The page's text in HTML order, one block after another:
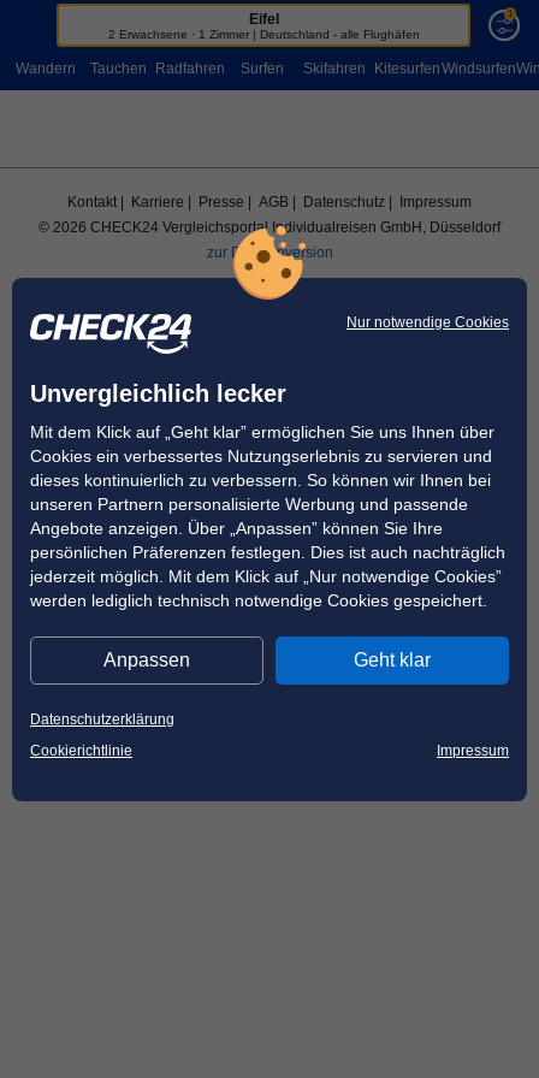
Sportreisen
Nur notwendige Cookies
Unvergleichlich lecker
Mit dem Klick auf „Geht klar” ermöglichen Sie uns Ihnen über
Cookies ein verbessertes Nutzungserlebnis zu servieren und
dieses kontinuierlich zu verbessern. So können wir Ihnen bei
unseren Partnern personalisierte Werbung und passende
Angebote anzeigen. Über „Anpassen” können Sie Ihre
persönlichen Präferenzen festlegen. Dies ist auch nachträglich
jederzeit möglich. Mit dem Klick auf „Nur notwendige Cookies”
werden lediglich technisch notwendige Cookies gespeichert.
Anpassen Geht klar
Datenschutzerklärung
Cookierichtlinie
Impressum
Kontakt | Karriere | Presse | AGB | Datenschutz
| Impressum
© 2026 CHECK24 Vergleichsportal Individualreisen GmbH, Düsseldorf
zur Desktopversion
Eifel
2 Erwachsene · 1 Zimmer | Deutschland - alle Flughäfen
1
Wandern Tauchen Radfahren Surfen Skifahren KitesurfenWindsurfen